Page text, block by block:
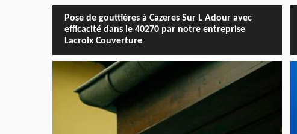
Pose de gouttières à Cazeres Sur L Adour avec
efficacité dans le 40270 par notre entreprise
Lacroix Couverture